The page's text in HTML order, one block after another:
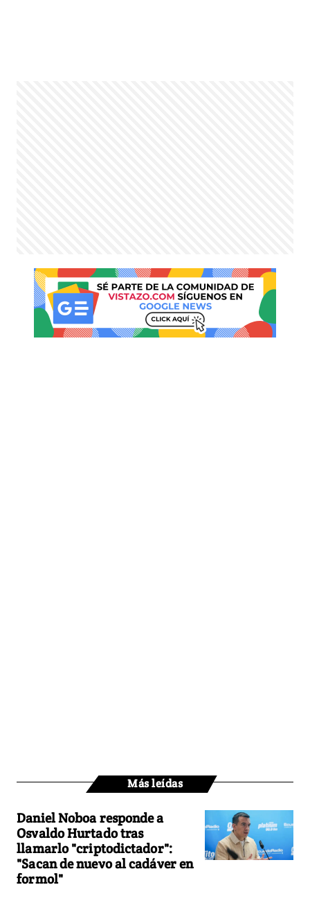
Más leídas
Daniel Noboa responde a
Osvaldo Hurtado tras
llamarlo "criptodictador":
"Sacan de nuevo al cadáver en
formol"